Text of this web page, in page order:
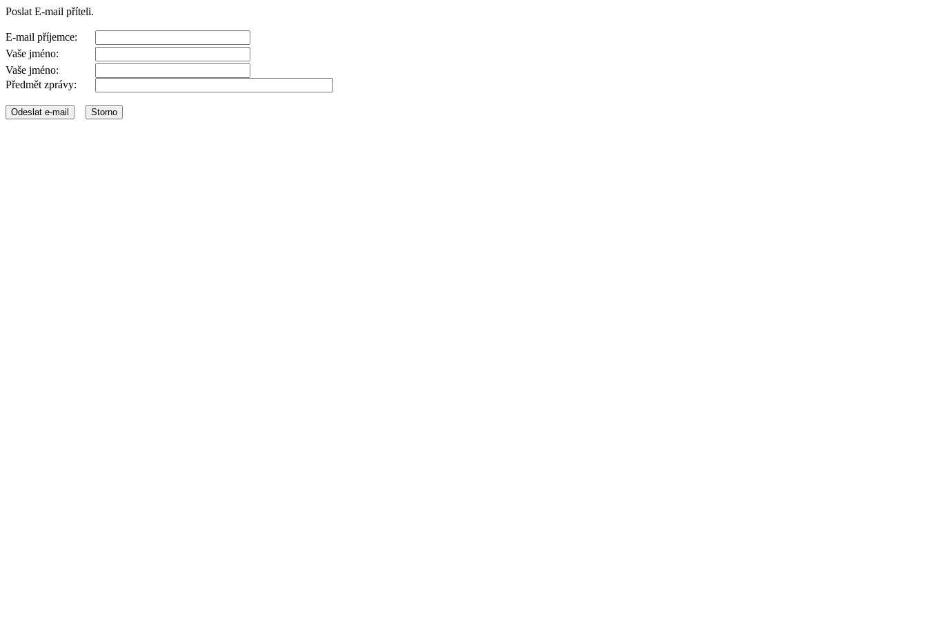
Poslat E-mail příteli.
E-mail příjemce:
Vaše jméno:
Vaše jméno:
Předmět zprávy: